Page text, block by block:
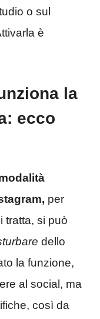
o sul
è
la
ecco
per
tratta, si può
dello
la funzione,
al social, ma
così da